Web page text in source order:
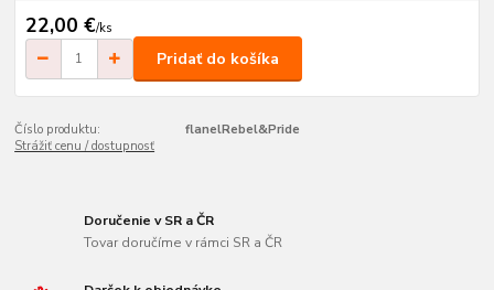
22,00 €/ks
Pridať do košíka
Číslo produktu:
flanelRebel&Pride
Strážiť cenu / dostupnosť
Doručenie v SR a ČR
Tovar doručíme v rámci SR a ČR